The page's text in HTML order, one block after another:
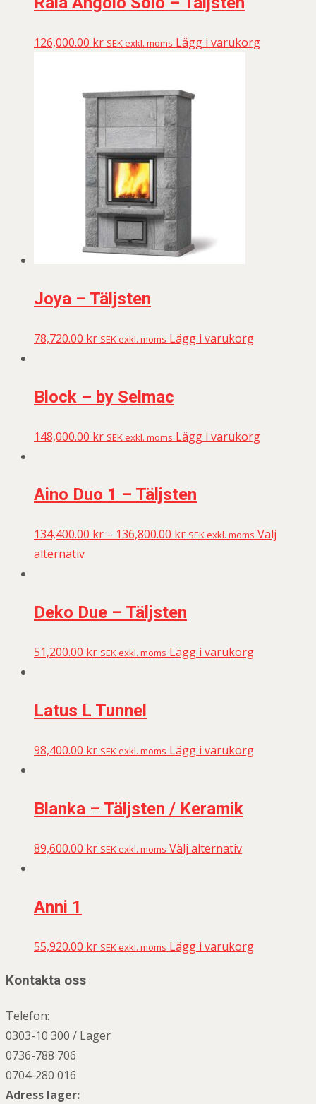
126,000.00 kr SEK exkl. moms Lägg i varukorg
Joya – Täljsten
78,720.00 kr SEK exkl. moms Lägg i varukorg
Block – by Selmac
148,000.00 kr SEK exkl. moms Lägg i varukorg
Aino Duo 1 – Täljsten
134,400.00 kr – 136,800.00 kr SEK exkl. moms Välj
alternativ
Deko Due – Täljsten
51,200.00 kr SEK exkl. moms Lägg i varukorg
Latus L Tunnel
98,400.00 kr SEK exkl. moms Lägg i varukorg
Blanka – Täljsten / Keramik
89,600.00 kr SEK exkl. moms Välj alternativ
Anni 1
55,920.00 kr SEK exkl. moms Lägg i varukorg
Kontakta oss
Telefon:
0303-10 300 / Lager
0736-788 706
0704-280 016
Adress lager: